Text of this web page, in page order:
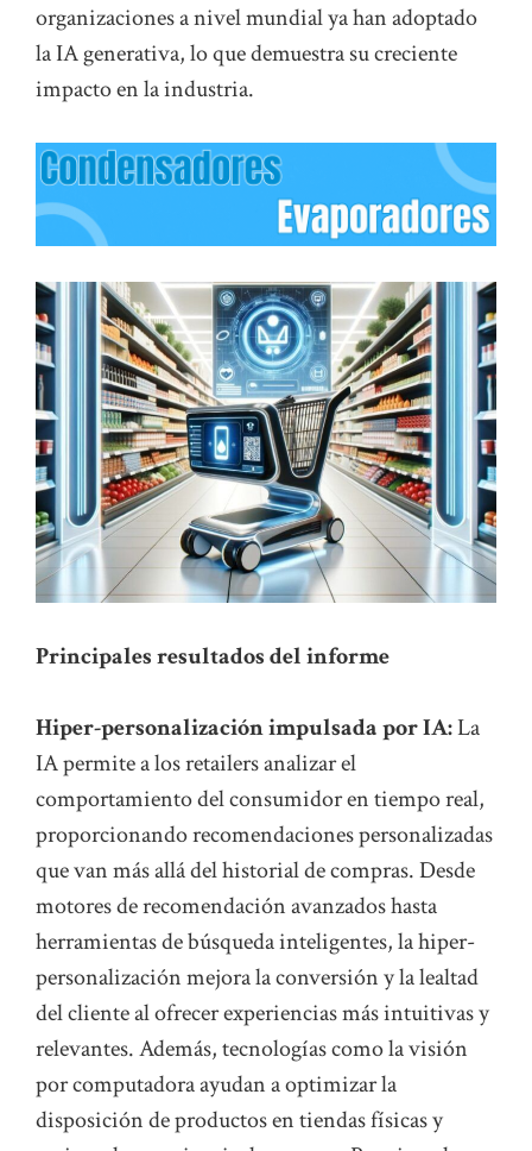
organizaciones a nivel mundial ya han adoptado
la IA generativa, lo que demuestra su creciente
impacto en la industria.
Principales resultados del informe
Hiper-personalización impulsada por IA:La
IA permite a los retailers analizar el
comportamiento del consumidor en tiempo real,
proporcionando recomendaciones personalizadas
que van más allá del historial de compras. Desde
motores de recomendación avanzados hasta
herramientas de búsqueda inteligentes, la hiper-
personalización mejora la conversión y la lealtad
del cliente al ofrecer experiencias más intuitivas y
relevantes. Además, tecnologías como la visión
por computadora ayudan a optimizar la
disposición de productos en tiendas físicas y